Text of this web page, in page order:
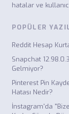
hatalar ve
POPÜLER
Reddit Hesap
Snapchat
Gelmiyor?
Pinterest Pin
Hatası Nedir?
İnstagram'da